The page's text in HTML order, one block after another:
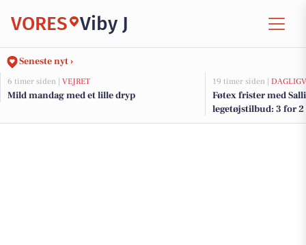
VORES Viby J
Seneste nyt ›
6 timer siden | VEJRET
Mild mandag med et lille dryp
19 timer siden |
Føtex frister med
legetøjstilbud: 3 for 2